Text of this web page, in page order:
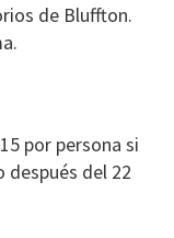
de Bluffton.
por persona si
después del 22